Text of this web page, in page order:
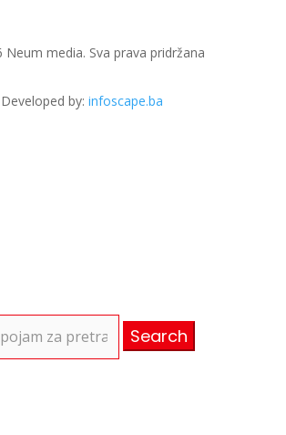
media. Sva prava pridržana
Developed by: infoscape.ba